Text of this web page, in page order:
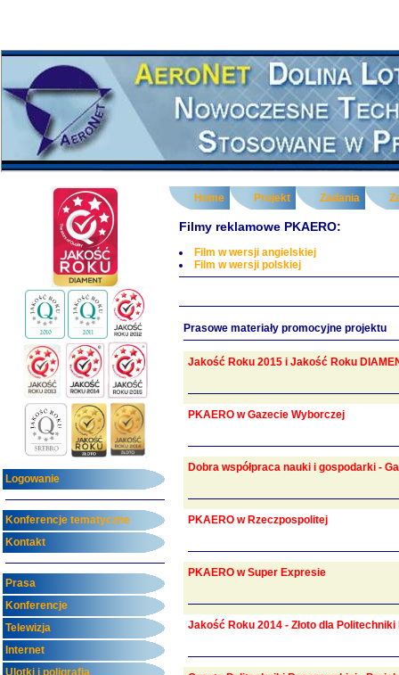
Logowanie
Konferencje tematyczne
Kontakt
Prasa
Konferencje
Telewizja
Internet
Ulotki i poligrafia
Home Projekt Zadania
Filmy reklamowe PKAERO:
Film w wersji angielskiej
Film w wersji polskiej
Prasowe materiały promocyjne projektu
Jakość Roku 2015 i Jakość Roku
PKAERO w Gazecie Wyborczej
Dobra współpraca nauki i gospodarki -
PKAERO w Rzeczpospolitej
PKAERO w Super Expresie
Jakość Roku 2014 - Złoto dla